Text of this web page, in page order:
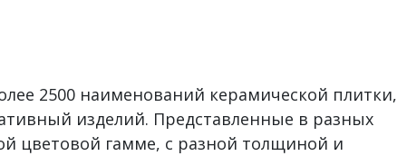
2500 наименований керамической плитки,
изделий. Представленные в разных
цветовой гамме, с разной толщиной и